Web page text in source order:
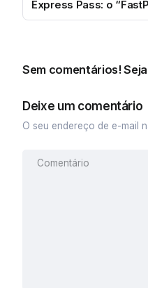
Express Pass: o
Sem comentários!
Deixe um comentário
O seu endereço de e-mail